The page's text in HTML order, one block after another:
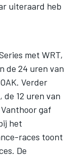
uiteraard heb
met WRT,
de 24 uren van
Verder
12 uren van
gaf
het
races toont
De